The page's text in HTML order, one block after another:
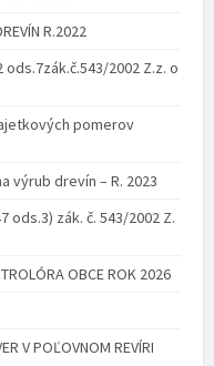
R.2022
2002 Z.z. o
pomerov
výrub drevín – R. 2023
ods.3) zák. č. 543/2002 Z.
OBCE ROK 2026
V POĽOVNOM REVÍRI